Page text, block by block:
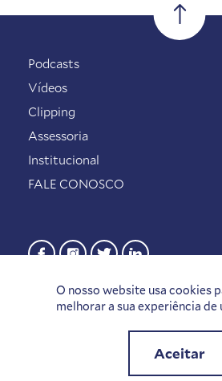
O nosso website usa cookies
melhorar a sua experiência de
Aceitar
Podcasts
Vídeos
Clipping
Assessoria
Institucional
FALE CONOSCO